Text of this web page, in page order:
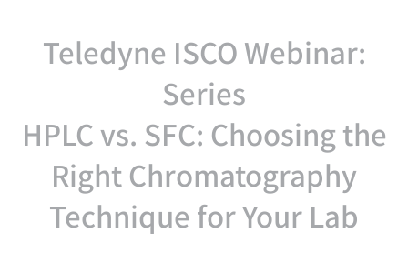
:Teledyne ISCO Webinar
Series
HPLC vs. SFC: Choosing the
Right Chromatography
Technique for Your Lab